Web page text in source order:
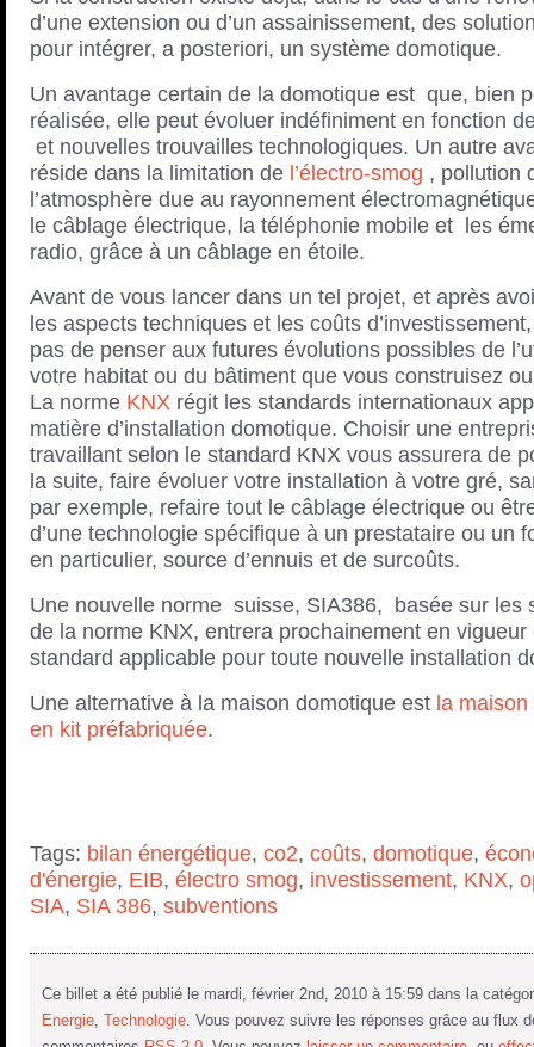
d’une extension ou d’un assainissement, des
pour intégrer, a posteriori, un système domotique.
Un avantage certain de la domotique est que, bien
réalisée, elle peut évoluer indéfiniment en fonction
et nouvelles trouvailles technologiques. Un autre
réside dans la limitation de l’électro-smog , pollution
l’atmosphère due au rayonnement
le câblage électrique, la téléphonie mobile et les
radio, grâce à un câblage en étoile.
Avant de vous lancer dans un tel projet, et après
les aspects techniques et les coûts d’investissement,
pas de penser aux futures évolutions possibles de
votre habitat ou du bâtiment que vous construisez
La norme KNX régit les standards internationaux
matière d’installation domotique. Choisir une
travaillant selon le standard KNX vous assurera de
la suite, faire évoluer votre installation à votre gré,
par exemple, refaire tout le câblage électrique ou
d’une technologie spécifique à un prestataire ou un
en particulier, source d’ennuis et de surcoûts.
Une nouvelle norme suisse, SIA386, basée sur les
de la norme KNX, entrera prochainement en
standard applicable pour toute nouvelle installation
Une alternative à la maison domotique est la
en kit préfabriquée.
Tags: bilan énergétique, co2, coûts, domotique,
d'énergie, EIB, électro smog, investissement, KNX,
SIA, SIA 386, subventions
Ce billet a été publié le mardi, février 2nd, 2010 à 15:59 dans la
Energie, Technologie. Vous pouvez suivre les réponses grâce au flux